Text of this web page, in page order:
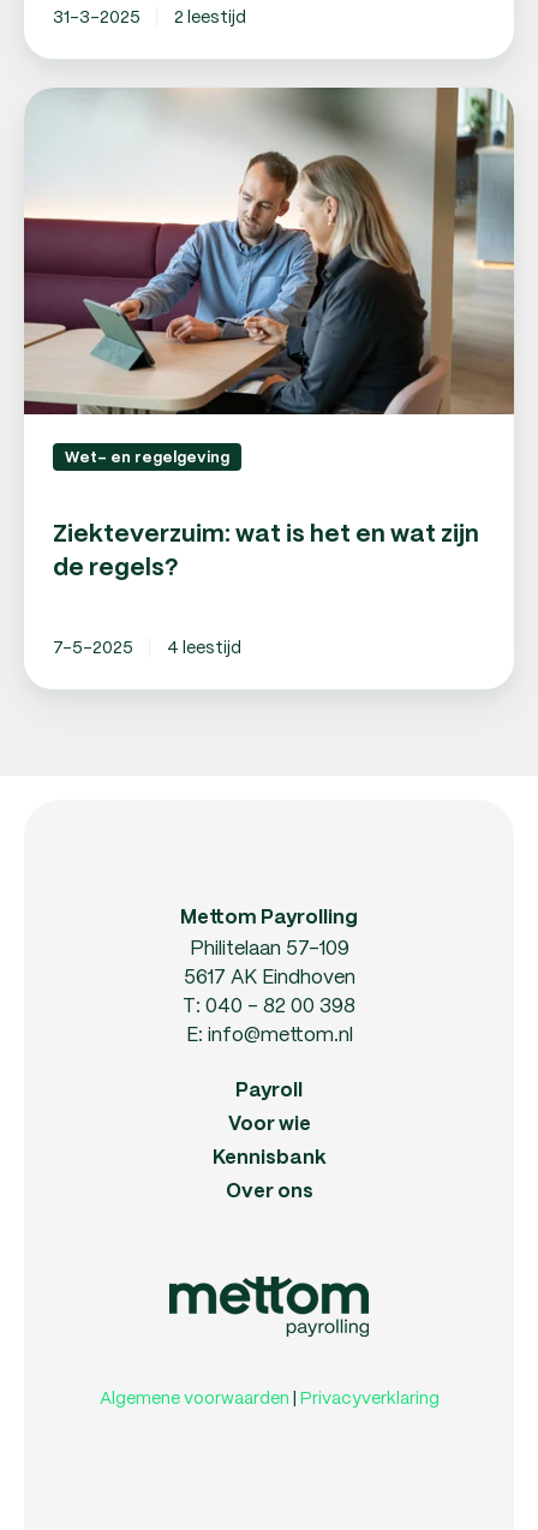
31-3-2025 2 leestijd
Ziekteverzuim:
en
zijn
regels?
Wet- en regelgeving
Ziekteverzuim: wat is het en wat zijn
de regels?
7-5-2025 4 leestijd
Mettom Payrolling
Philitelaan 57-109
5617 AK Eindhoven
T: 040 - 82 00 398
E: info@mettom.nl
Payroll
Voor wie
Kennisbank
Over ons
Algemene voorwaarden|Privacyverklaring